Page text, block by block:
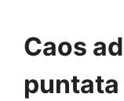
Caos